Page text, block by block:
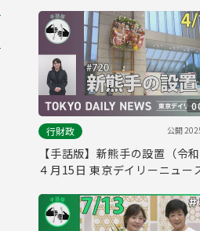
京デイリーニュース特別版）
行財政
公開
【手話版】新熊手の設置（令
４月15日 東京デイリーニュー